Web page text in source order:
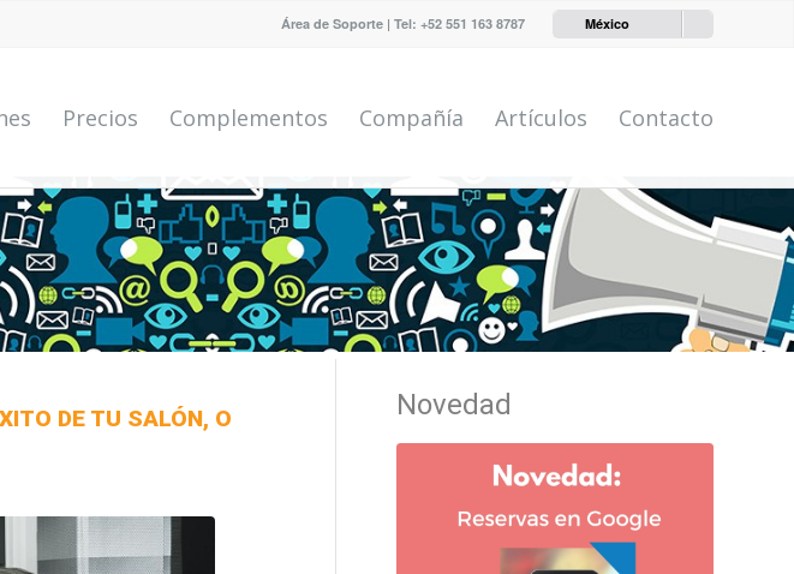
Área de Soporte | Tel: +52 551 163 8787 México
Precios Complementos Compañía Artículos Contacto
DE TU SALÓN, O
Novedad